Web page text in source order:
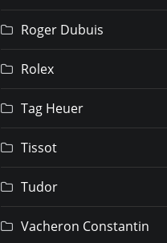
Roger Dubuis
Rolex
Tag Heuer
Tissot
Tudor
Vacheron Constantin